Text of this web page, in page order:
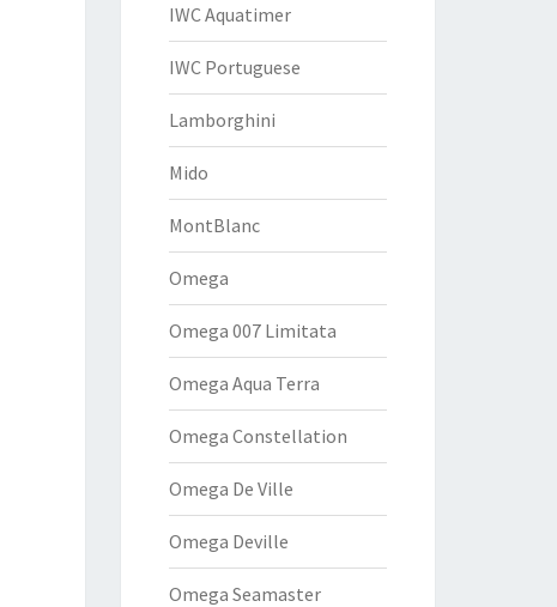
IWC Aquatimer
IWC Portuguese
Lamborghini
Mido
MontBlanc
Omega
Omega 007 Limitata
Omega Aqua Terra
Omega Constellation
Omega De Ville
Omega Deville
Omega Seamaster